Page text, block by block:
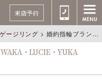
来店予約
ージリング >婚約指輪ブランドで迷ったらコレ！NIWAKA・LUCIE・YUKA HOJOの人気リングを徹底紹介
・LUCIE・YUKA